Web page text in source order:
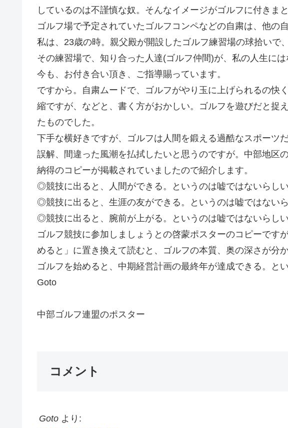
しているのは不謹慎な奴。そんなイメージがゴルフに付きま
ゴルフ場で予定されていたゴルフコンペなどの自粛は、他の
私は、23歳の時。親父殿が開設したゴルフ練習場の球拾いで
その練習場で、知り合った人達(ゴルフ仲間)が、私の人生に
今も、お付き合い頂き、ご指導賜っています。
ですから。自粛ムードで、ゴルフがやり玉に上げられるの快
縮ですが、などと、書く方がおかしい。ゴルフを遊びだと捉
たものでした。
下手な横好きですが、ゴルフは人間を鍛える過酷なスポーツ
誤解、間違った風潮を払拭したいと思うのですが。中部地区
納得のコピーが掲載されていましたので紹介します。
◎競技に出ると、人間ができる。というのは嘘ではないらしい
◎競技に出ると、生涯の友ができる。というのは嘘ではないら
◎競技に出ると、腕前が上がる。というのは嘘ではないらしい
ゴルフ競技に参加しましょうとの啓蒙ポスターのコピーです
めると」に置き換えて読むと、ゴルフの本質、奥の深さが分
ゴルフを始めると、中期経営計画の最終年が達成できる。と
Goto
中部ゴルフ連盟のポスター
コメント
Goto より: